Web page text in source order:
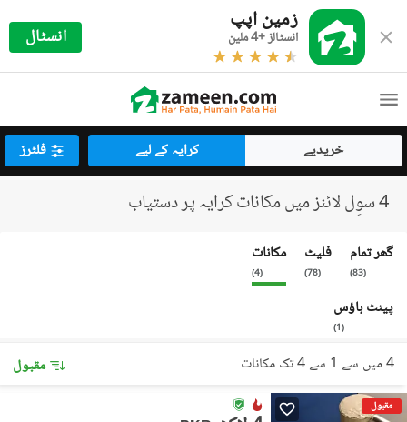
زمین اپپ
انسٹالز +4 ملین انسٹال
خریدیے کرایہ کے لیے فلٹرز
4 سوِل لائنز میں مکانات کرایہ پر دستیاب
گھر تمام
(
83
)
فلیٹ
(
78
)
مکانات
(
4
)
پینٹ ہاؤس
(
1
)
4 میں سے 1 سے 4 تک مکانات مقبول
مقبول